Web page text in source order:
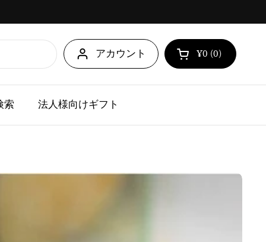
アカウント カートを開く
ショッピング
¥0 0
点の商品がカ
索 法人様向けギフト